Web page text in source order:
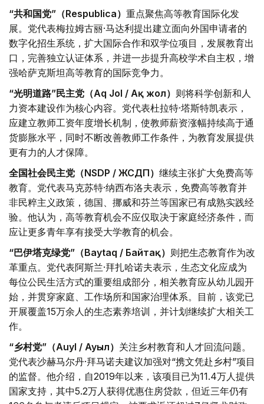
“共和国党”（Respublica） 重点聚焦高等教育国际化发
展。党代表梅拉姆古丽·马达利提出建立面向外国申请者的
数字化招生系统，扩大国际合作和双学位项目，发展教育出
口，完善独立认证体系，并进一步提升高校学术自主权，增
强哈萨克斯坦高等教育的国际竞争力。
“光明道路”民主党（Aq Jol / Ақ жол） 则将科学创新和人
力资本建设作为核心内容。党代表杜拉特·塔斯特凯表示，
应建立教师工资年度增长机制，使教师薪资涨幅持续高于通
货膨胀水平，同时不断改善教师工作条件，为教育发展提供
更有力的人才保障。
全国社会民主党（NSDP / ЖСДП） 继续主张扩大免费高等
教育。党代表马克苏特·纳西布洛夫表示，免费高等教育并
非民粹主义政策，德国、挪威和芬兰等国家已有成熟实践经
验。他认为，高等教育机会不应仅取决于家庭经济条件，而
应让更多青年享有接受大学教育的机会。
“巴伊塔克绿党”（Baytaq / Байтақ） 则把生态教育作为改
革重点。党代表阿斯兰·拜扎哈诺夫表示，生态文化应成为
每位公民生活方式的重要组成部分，相关教育应从幼儿园开
始，并贯穿家庭、工作场所和国家治理体系。目前，该党已
开展覆盖15万余人的生态素养培训，并计划继续扩大相关工
作。
“乡村党”（Auyl / Ауыл） 关注乡村教育和人才回流问题。
党代表沙赫马尔丹·拜马诺夫建议加强对“携文凭赴乡村”项目
的监督。他介绍，自2019年以来，该项目已为11.4万人提供
国家支持，其中5.2万人获得优惠住房贷款，但近三年仍有